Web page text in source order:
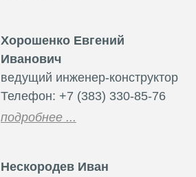
Хорошенко Евгений
Иванович
ведущий инженер-конструктор
Телефон: +7 (383) 330-85-76
подробнее ...
Нескородев Иван